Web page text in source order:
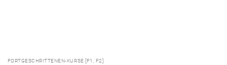
FORTGESCHRITTENEN-KURSE [F1, F2]